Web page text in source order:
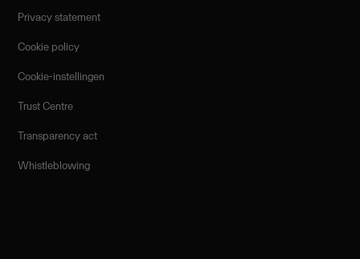
Privacy statement
Cookie policy
Cookie-instellingen
Trust Centre
Transparency act
Whistleblowing